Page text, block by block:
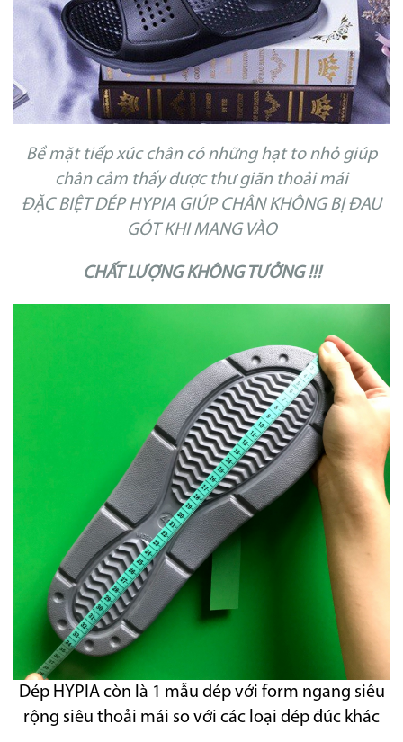
Bề mặt tiếp xúc chân có những hạt to nhỏ giúp
chân cảm thấy được thư giãn thoải mái
ĐẶC BIỆT DÉP HYPIA GIÚP CHÂN KHÔNG BỊ ĐAU
GÓT KHI MANG VÀO
CHẤT LƯỢNG KHÔNG TƯỞNG !!!
Dép HYPIA còn là 1 mẫu dép với form ngang siêu
rộng siêu thoải mái so với các loại dép đúc khác